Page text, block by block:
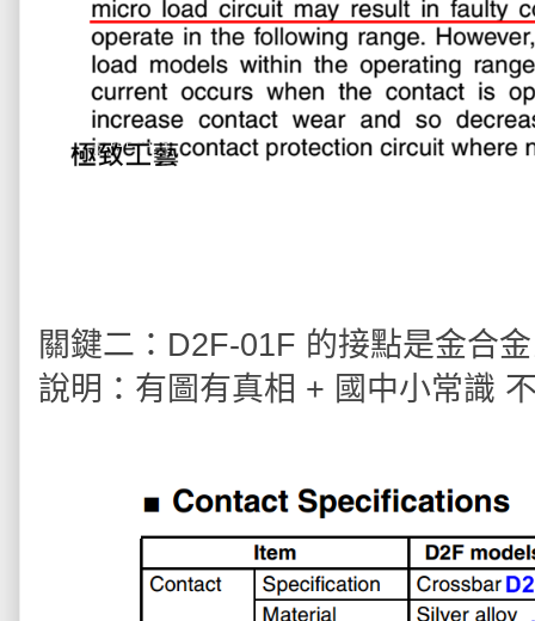
關鍵二：D2F-01F 的接點是金合
說明：有圖有真相 + 國中小常識